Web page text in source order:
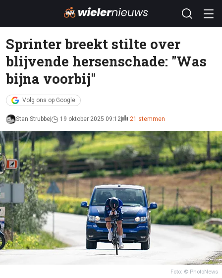
Sprinter breekt stilte over
blijvende hersenschade: "Was
bijna voorbij"
Volg ons op Google
Stan Strubbe 19 oktober 2025 09:12 21 stemmen
Foto: © PhotoNews